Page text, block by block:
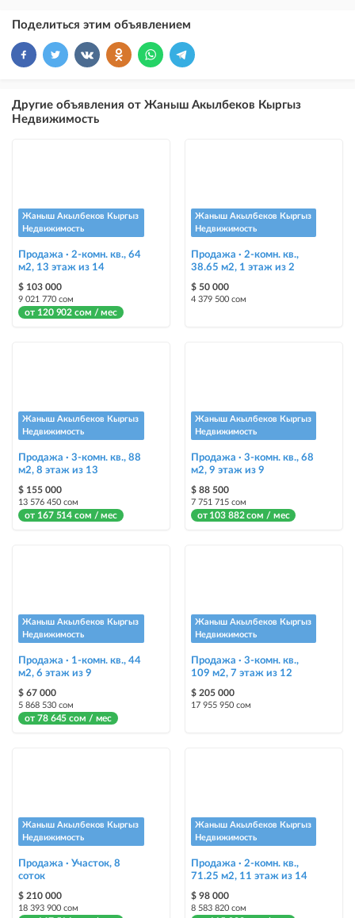
размещение объявления выше бесплатных объявлений
размещение объявления выше бесплатных объявлений (после VIP)
размещение объявления на Instagram аккаунте @house_kg и на
Telegram канале + платное продвижение на Instagram
Выделить цветом
выделение объявления цветом среди других объявлений
«Срочно»
Стикеры
Яркие стикеры с опциями, выделят ваш объект среди остальных и
помогут продать быстрее
Поделиться этим объявлением
Другие объявления от Жаныш Акылбеков Кыргыз
Недвижимость
Жаныш Акылбеков Кыргыз
Недвижимость
Продажа · 2-комн. кв., 64
м2, 13 этаж из 14
$ 103 000
9 021 770 сом
от 120 902 сом / мес
Жаныш Акылбеков Кыргыз
Недвижимость
Продажа · 2-комн. кв.,
38.65 м2, 1 этаж из 2
$ 50 000
4 379 500 сом
Жаныш Акылбеков Кыргыз
Недвижимость
Продажа · 3-комн. кв., 88
м2, 8 этаж из 13
$ 155 000
13 576 450 сом
от 167 514 сом / мес
Жаныш Акылбеков Кыргыз
Недвижимость
Продажа · 3-комн. кв., 68
м2, 9 этаж из 9
$ 88 500
7 751 715 сом
от 103 882 сом / мес
Жаныш Акылбеков Кыргыз
Недвижимость
Продажа · 1-комн. кв., 44
м2, 6 этаж из 9
$ 67 000
5 868 530 сом
от 78 645 сом / мес
Жаныш Акылбеков Кыргыз
Недвижимость
Продажа · 3-комн. кв.,
109 м2, 7 этаж из 12
$ 205 000
17 955 950 сом
Жаныш Акылбеков Кыргыз
Недвижимость
Продажа · Участок, 8
соток
$ 210 000
18 393 900 сом
Жаныш Акылбеков Кыргыз
Недвижимость
Продажа · 2-комн. кв.,
71.25 м2, 11 этаж из 14
$ 98 000
8 583 820 сом